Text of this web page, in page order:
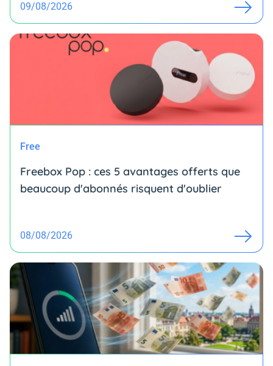
09/08/2026
Free
Freebox Pop : ces 5 avantages offerts que
beaucoup d'abonnés risquent d'oublier
08/08/2026